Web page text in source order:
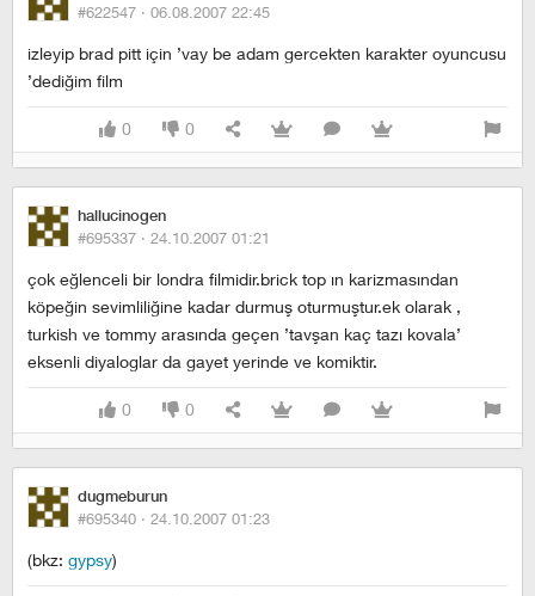
#622547 · 06.08.2007 22:45
izleyip brad pitt için ’vay be adam gercekten karakter oyuncusu
’dediğim film
0 0
hallucinogen
#695337 · 24.10.2007 01:21
çok eğlenceli bir londra filmidir.brick top ın karizmasından
köpeğin sevimliliğine kadar durmuş oturmuştur.ek olarak ,
turkish ve tommy arasında geçen ’tavşan kaç tazı kovala’
eksenli diyaloglar da gayet yerinde ve komiktir.
0 0
dugmeburun
#695340 · 24.10.2007 01:23
(bkz: gypsy)